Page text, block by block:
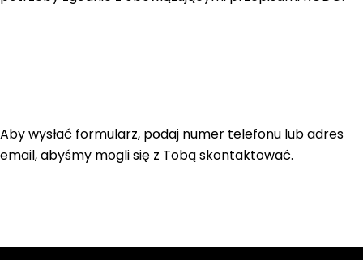
Aby wysłać formularz, podaj numer telefonu lub adres
email, abyśmy mogli się z Tobą skontaktować.